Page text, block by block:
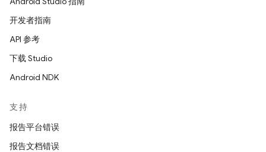
开发者指南
API 参考
下载 Studio
Android NDK
支持
报告平台错误
报告文档错误